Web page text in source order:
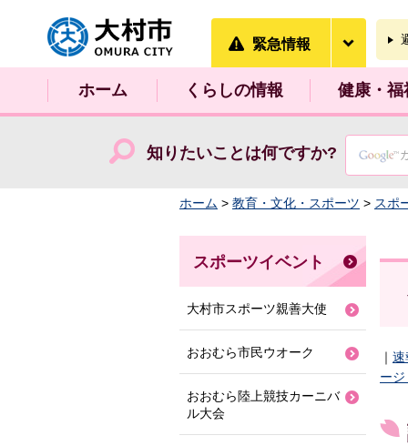
大村市
緊急情報
ホーム くらしの情報 健康・福
知りたいことは何ですか?
ホーム > 教育・文化・スポーツ > スポ
｜ 速
ー
スポーツイベント
大村市スポーツ親善大使
おおむら市民ウオーク
おおむら陸上競技カーニバ
ル大会